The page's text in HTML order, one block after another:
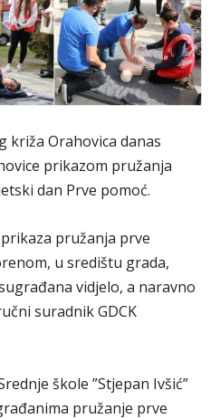
križa Orahovica danas
prikazom pružanja
dan Prve pomoć.
pružanja prve
u središtu grada,
vidjelo, a naravno
suradnik GDCK
škole ”Stjepan Ivšić”
pružanje prve